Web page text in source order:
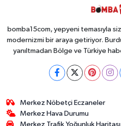
bomba15com, yepyeni temasıyla
modernizmi bir araya getiriyor.
yanıltmadan Bölge ve Türkiye
Merkez Nöbetçi Eczaneler
Merkez Hava Durumu
Merkez Trafik Yoğunluk Haritası